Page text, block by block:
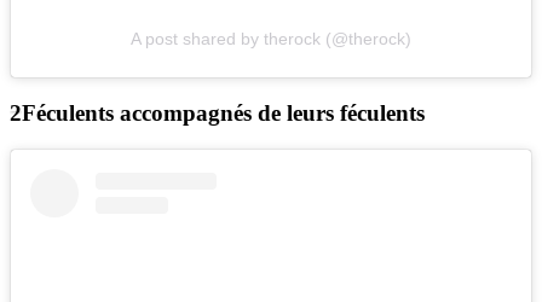
A post shared by therock (@therock)
Féculents accompagnés de leurs féculents